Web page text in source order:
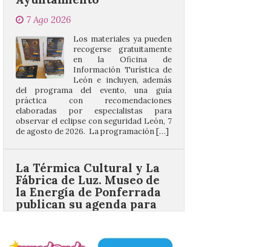
recogerse gratuitamente
León e incluyen, además
del programa del evento, una guía
práctica con recomendaciones
elaboradas por especialistas para
observar el eclipse con seguridad León, 7
de agosto de 2026. La programación […]
La Térmica Cultural y La
Fábrica de Luz. Museo de
este fin de semana
7 Ago 2026
Además, se celebrarán
Un recorrido entre La